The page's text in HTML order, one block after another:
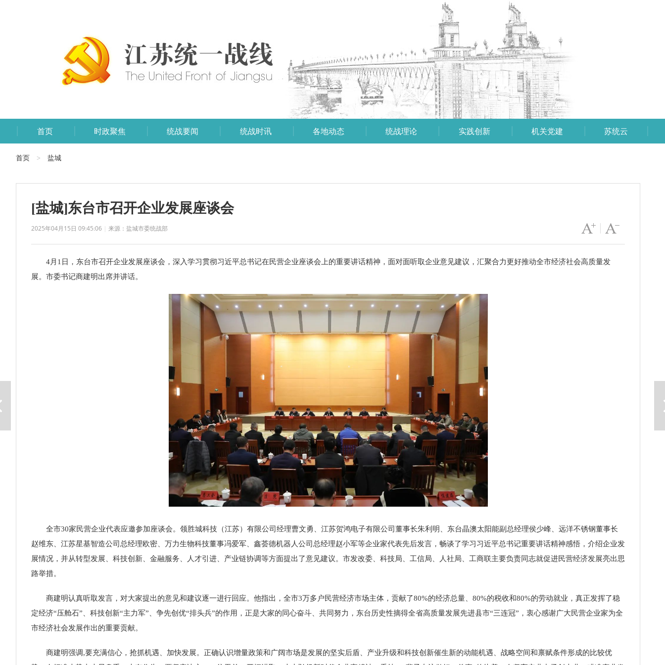
首页 时政聚焦 统战要闻 统战时讯 各地动态 统战理论 实践创新 机关党建 苏统云
首页 > 盐城
[盐城]东台市召开企业发展座谈会
2025年04月15日 09:45:06 | 来源：盐城市委统战部 字号变小
4月1日，东台市召开企业发展座谈会，深入学习贯彻习近平总书记在民营企业座谈会上的重要讲话精神，面对面听取企业意见建议，汇聚合力更好推动全市经济社会高质量发
展。市委书记商建明出席并讲话。
全市30家民营企业代表应邀参加座谈会。领胜城科技（江苏）有限公司经理曹文勇、江苏贺鸿电子有限公司董事长朱利明、东台晶澳太阳能副总经理侯少峰、远洋不锈钢董事长
赵维东、江苏星基智造公司总经理欧密、万力生物科技董事冯爱军、鑫荟德机器人公司总经理赵小军等企业家代表先后发言，畅谈了学习习近平总书记重要讲话精神感悟，介绍企业发
展情况，并从转型发展、科技创新、金融服务、人才引进、产业链协调等方面提出了意见建议。市发改委、科技局、工信局、人社局、工商联主要负责同志就促进民营经济发展亮出思
路举措。
商建明认真听取发言，对大家提出的意见和建议逐一进行回应。他指出，全市3万多户民营经济市场主体，贡献了80%的经济总量、80%的税收和80%的劳动就业，真正发挥了稳
定经济“压舱石”、科技创新“主力军”、争先创优“排头兵”的作用，正是大家的同心奋斗、共同努力，东台历史性摘得全省高质量发展先进县市“三连冠”，衷心感谢广大民营企业家为全
市经济社会发展作出的重要贡献。
商建明强调,要充满信心，抢抓机遇、加快发展。正确认识增量政策和广阔市场是发展的坚实后盾、产业升级和科技创新催生新的动能机遇、战略空间和禀赋条件形成的比较优